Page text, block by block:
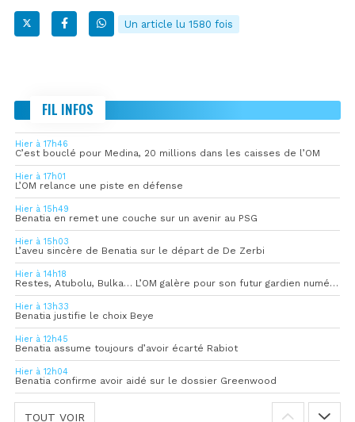
Un article lu 1580 fois
FIL INFOS
Hier à 17h46
C’est bouclé pour Medina, 20 millions dans les caisses de l’OM
Hier à 17h01
L’OM relance une piste en défense
Hier à 15h49
Benatia en remet une couche sur un avenir au PSG
Hier à 15h03
L’aveu sincère de Benatia sur le départ de De Zerbi
Hier à 14h18
Restes, Atubolu, Bulka… L’OM galère pour son futur gardien numéro 1
Hier à 13h33
Benatia justifie le choix Beye
Hier à 12h45
Benatia assume toujours d’avoir écarté Rabiot
Hier à 12h04
Benatia confirme avoir aidé sur le dossier Greenwood
TOUT VOIR